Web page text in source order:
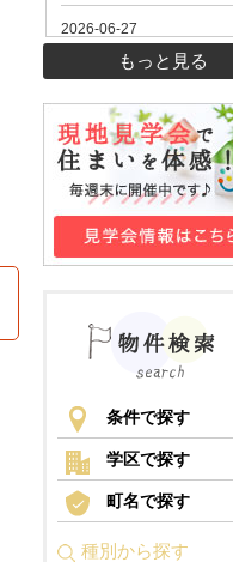
もっと見る
条件で探す
学区で探す
町名で探す
種別から探す